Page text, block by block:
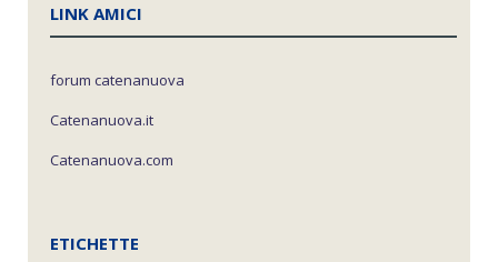
LINK AMICI
forum catenanuova
Catenanuova.it
Catenanuova.com
ETICHETTE